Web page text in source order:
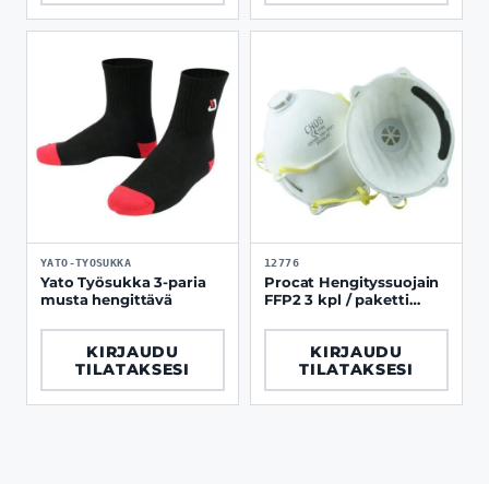
YATO-TYOSUKKA
Yato Työsukka 3-paria
musta hengittävä
KIRJAUDU
TILATAKSESI
12776
Procat Hengityssuojain
FFP2 3 kpl / paketti
KIRJAUDU
TILATAKSESI